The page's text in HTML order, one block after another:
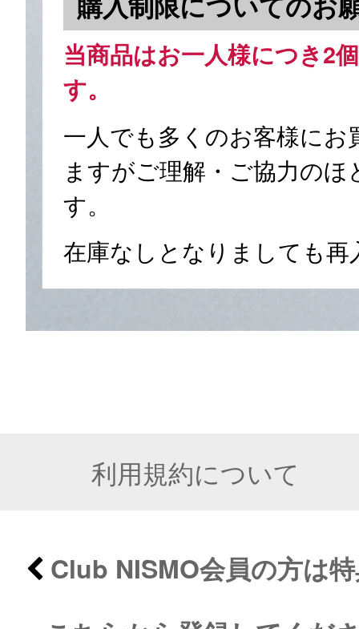
当商品はお一人様につき2
す。
一人でも多くのお客様に
ますがご理解・ご協力の
す。
在庫なしとなりましても
利用規約について
Club NISMO会員の方は